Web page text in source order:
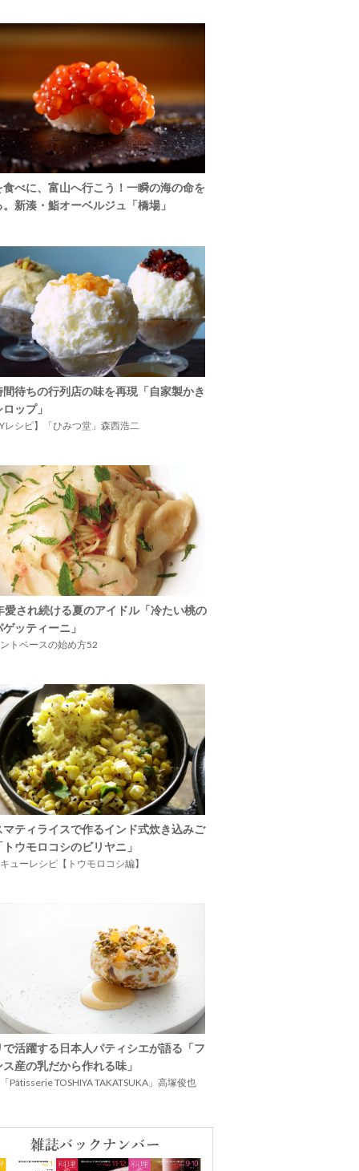
食べに、富山へ行こう！一瞬の海の命を
。新湊・鮨オーベルジュ「橋場」
間待ちの行列店の味を再現「自家製かき
ップ」
レシピ】「ひみつ堂」森西浩二
愛され続ける夏のアイドル「冷たい桃の
ッティーニ」
トベースの始め方52
マティライスで作るインド式炊き込みご
ウモロコシのビリヤニ」
ューレシピ【トウモロコシ編】
で活躍する日本人パティシエが語る「フ
産の乳だから作れる味」
Pâtisserie TOSHIYA TAKATSUKA」高塚俊也